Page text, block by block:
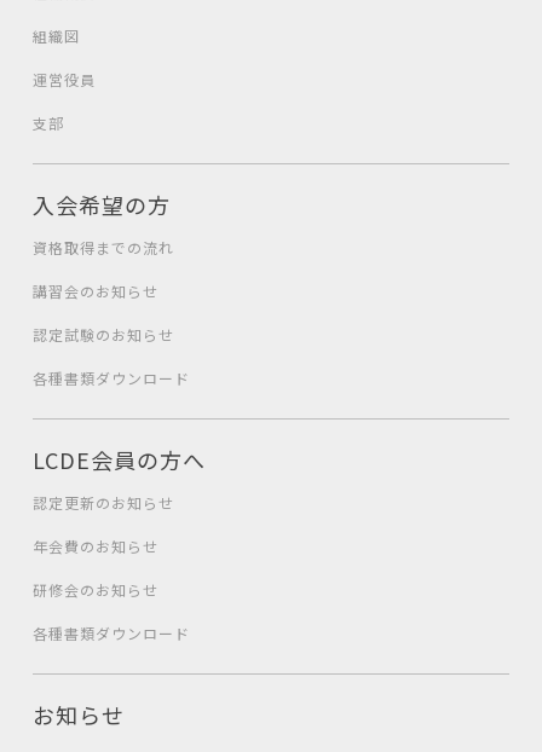
組織図
運営役員
支部
入会希望の方
資格取得までの流れ
講習会のお知らせ
認定試験のお知らせ
各種書類ダウンロード
LCDE会員の方へ
認定更新のお知らせ
年会費のお知らせ
研修会のお知らせ
各種書類ダウンロード
お知らせ